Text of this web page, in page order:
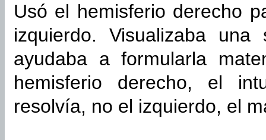
Usó el hemisferio derecho
izquierdo. Visualizaba
ayudaba a formularla
hemisferio derecho, el
resolvía, no el izquierdo, el